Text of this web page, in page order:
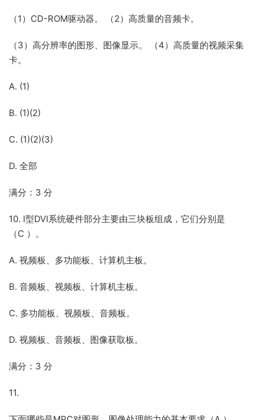
（1）CD-ROM驱动器。 （2）高质量的音频卡。
（3）高分辨率的图形、图像显示。 （4）高质量的视频采集
卡。
A. (1)
B. (1)(2)
C. (1)(2)(3)
D. 全部
满分：3 分
10. I型DVI系统硬件部分主要由三块板组成，它们分别是
（C ）。
A. 视频板、多功能板、计算机主板。
B. 音频板、视频板、计算机主板。
C. 多功能板、视频板、音频板。
D. 视频板、音频板、图像获取板。
满分：3 分
11.